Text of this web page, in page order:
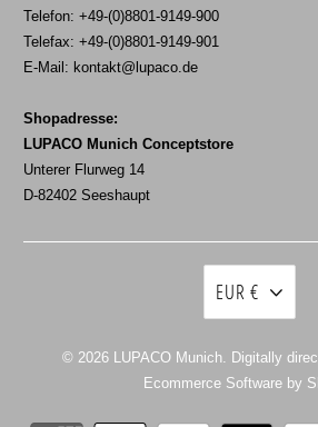
Telefon: +49-(0)8801-9149-900
Telefax: +49-(0)8801-9149-901
E-Mail: kontakt@lupaco.de
Shopadresse:
LUPACO Munich Conceptstore
Unterer Flurweg 14
D-82402 Seeshaupt
EUR €
© 2026 LUPACO Munich . Digitally
Ecommerce Software by